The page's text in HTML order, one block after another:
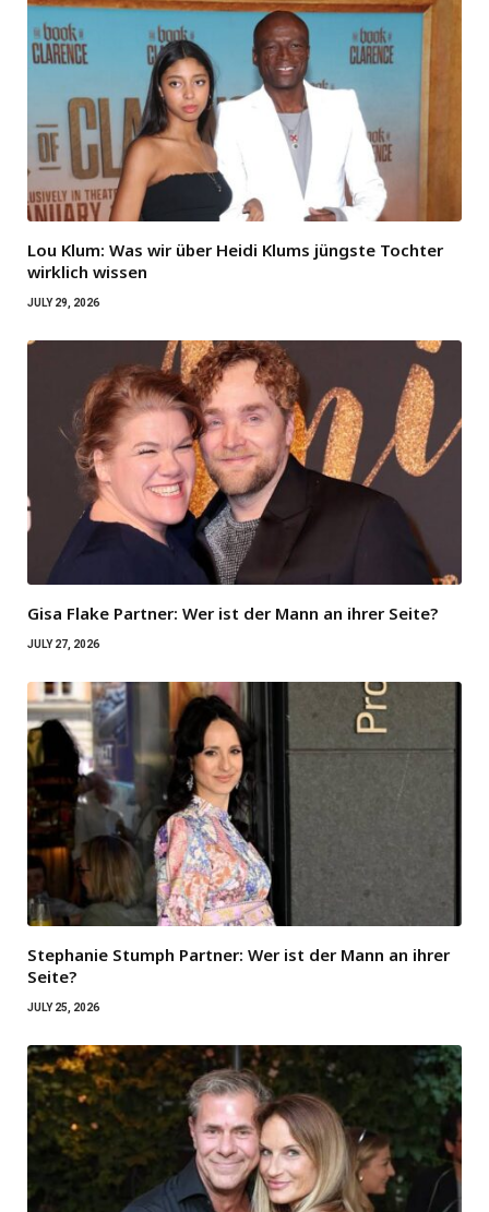
Lou Klum: Was wir über Heidi Klums jüngste Tochter
wirklich wissen
JULY 29, 2026
Gisa Flake Partner: Wer ist der Mann an ihrer Seite?
JULY 27, 2026
Stephanie Stumph Partner: Wer ist der Mann an ihrer
Seite?
JULY 25, 2026